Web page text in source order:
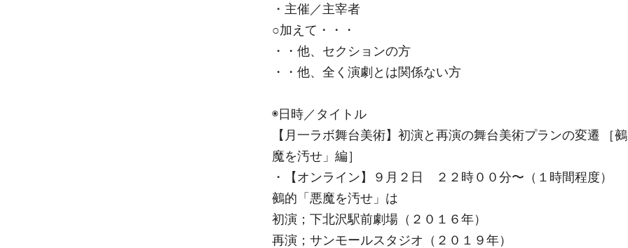
・主催／主宰者
○加えて・・・
・・他、セクションの方
・・他、全く演劇とは関係ない方
◉日時／タイトル
【月一ラボ舞台美術】初演と再演の舞台美術プランの変遷 ［
魔を汚せ」編］
・【オンライン】９月２日 ２２時００分〜（１時間程度）
鵺的「悪魔を汚せ」は
初演；下北沢駅前劇場（２０１６年）
再演；サンモールスタジオ（２０１９年）